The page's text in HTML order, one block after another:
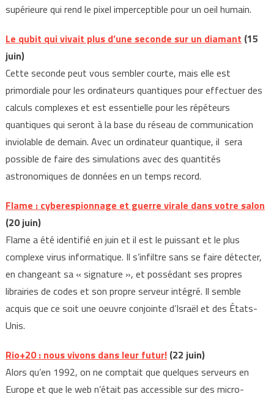
supérieure qui rend le pixel imperceptible pour un oeil humain.
Le qubit qui vivait plus d’une seconde sur un diamant (15
juin)
Cette seconde peut vous sembler courte, mais elle est
primordiale pour les ordinateurs quantiques pour effectuer des
calculs complexes et est essentielle pour les répéteurs
quantiques qui seront à la base du réseau de communication
inviolable de demain. Avec un ordinateur quantique, il sera
possible de faire des simulations avec des quantités
astronomiques de données en un temps record.
Flame : cyberespionnage et guerre virale dans votre salon
(20 juin)
Flame a été identifié en juin et il est le puissant et le plus
complexe virus informatique. Il s’infiltre sans se faire détecter,
en changeant sa « signature », et possédant ses propres
librairies de codes et son propre serveur intégré. Il semble
acquis que ce soit une oeuvre conjointe d’Israël et des États-
Unis.
Rio+20 : nous vivons dans leur futur!(22 juin)
Alors qu’en 1992, on ne comptait que quelques serveurs en
Europe et que le web n’était pas accessible sur des micro-